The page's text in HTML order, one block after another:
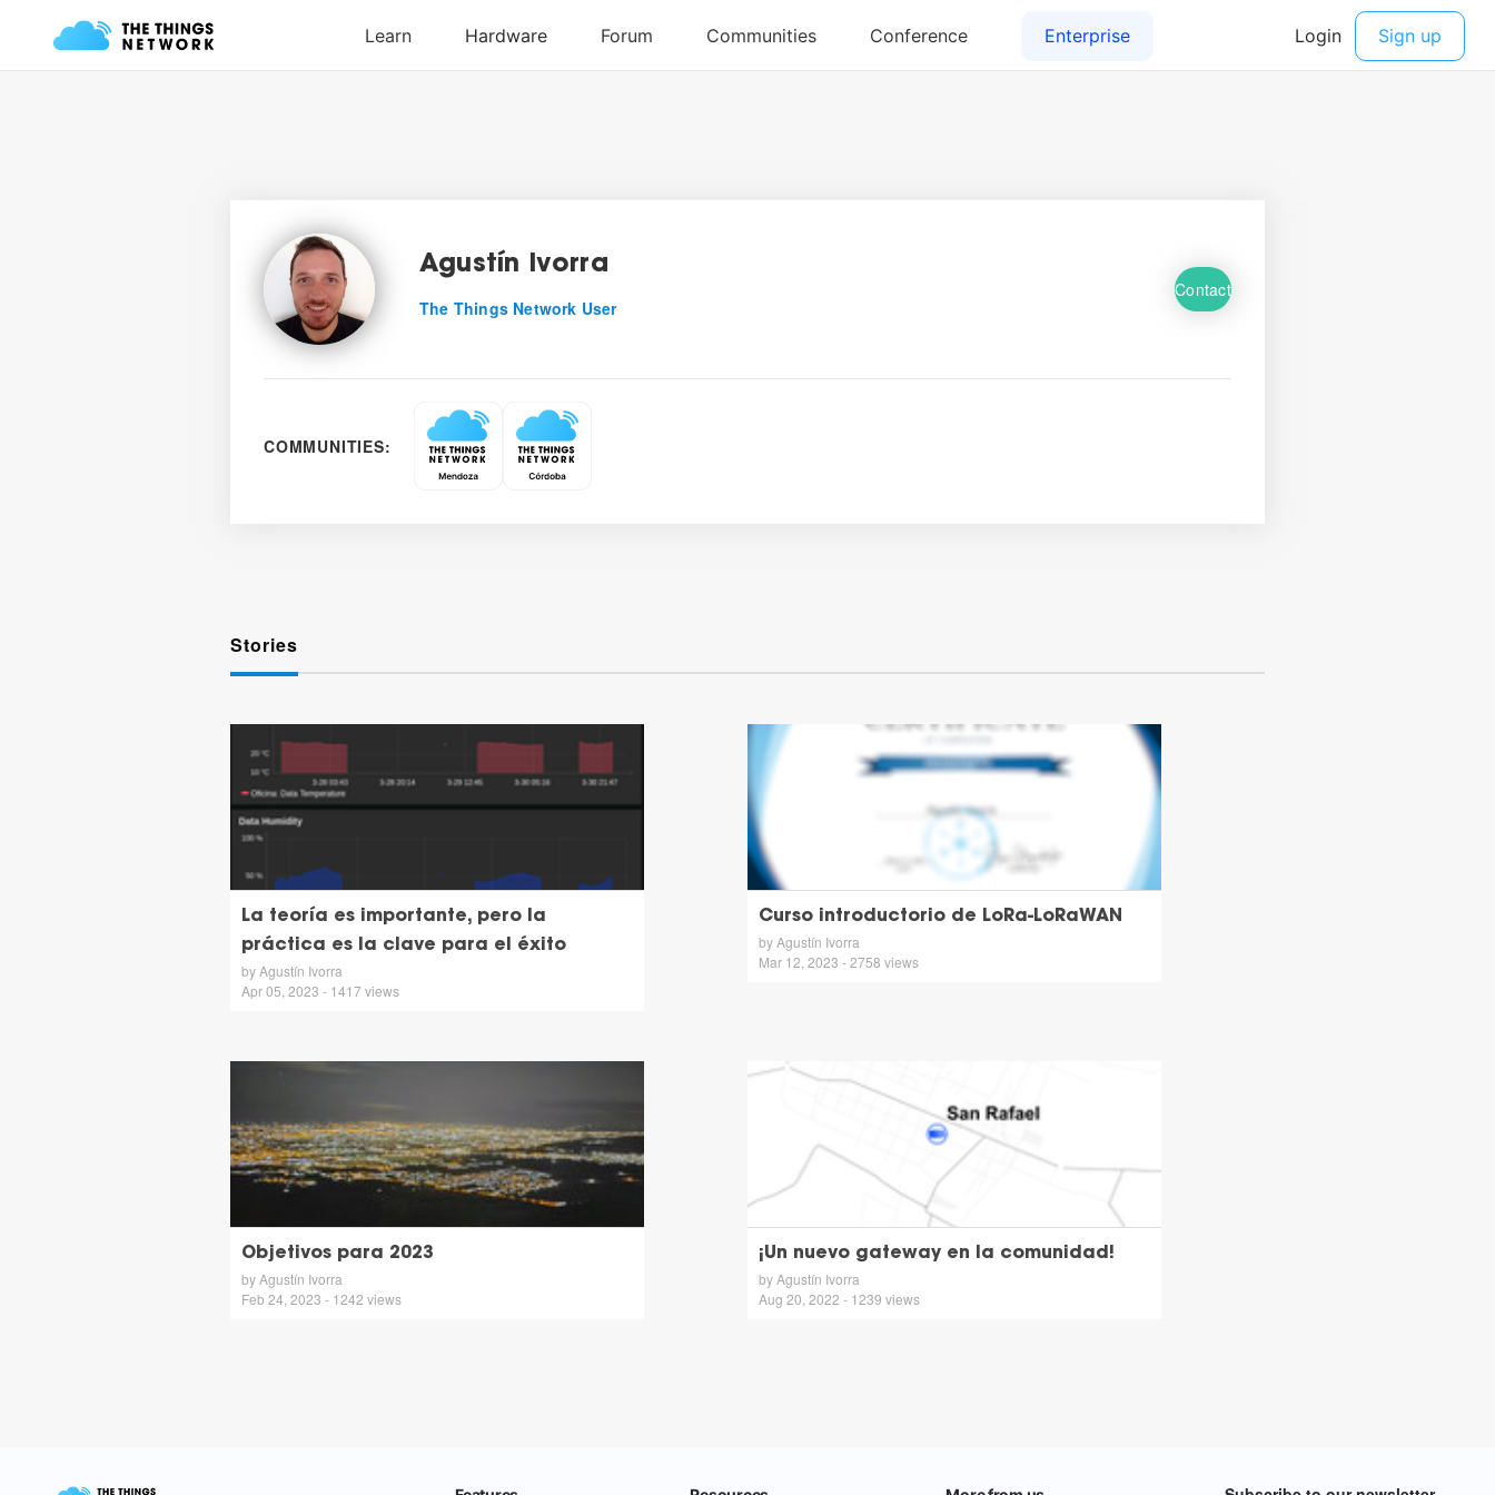
Agustín Ivorra
The Things Network User
Contact
COMMUNITIES:
Stories
La teoría es importante, pero la
práctica es la clave para el éxito
by Agustín Ivorra
Apr 05, 2023 - 1417 views
Curso introductorio de LoRa-LoRaWAN
by Agustín Ivorra
Mar 12, 2023 - 2758 views
Objetivos para 2023
by Agustín Ivorra
Feb 24, 2023 - 1242 views
¡Un nuevo gateway en la comunidad!
by Agustín Ivorra
Aug 20, 2022 - 1239 views